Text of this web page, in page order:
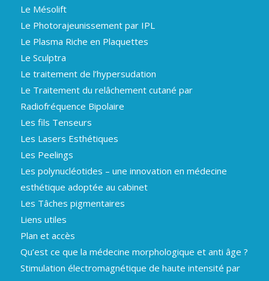
Le Mésolift
Le Photorajeunissement par IPL
Le Plasma Riche en Plaquettes
Le Sculptra
Le traitement de l’hypersudation
Le Traitement du relâchement cutané par
Radiofréquence Bipolaire
Les fils Tenseurs
Les Lasers Esthétiques
Les Peelings
Les polynucléotides – une innovation en médecine
esthétique adoptée au cabinet
Les Tâches pigmentaires
Liens utiles
Plan et accès
Qu’est ce que la médecine morphologique et anti âge ?
Stimulation électromagnétique de haute intensité par